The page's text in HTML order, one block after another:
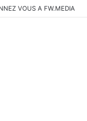
VOUS A FW.MEDIA